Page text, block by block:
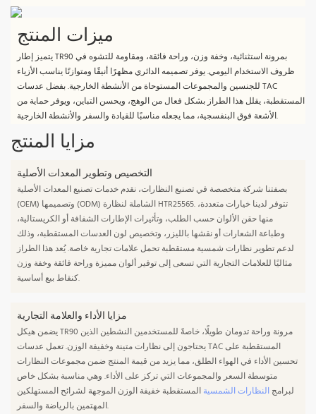
ميزات المنتج
يتميز إطار TR90 بمرونة استثنائية، وخفة وزن، وراحة فائقة، ومقاومة للتشوه في
ظروف الاستخدام اليومي. يوفر تصميمه الدائري مظهرًا أنيقًا ومتوازنًا يناسب الأزياء
للجنسين والمجموعات المستوحاة من الأنشطة الخارجية. بفضل عدسات TAC
المستقطبة، يقلل هذا الطراز بشكل فعال من الوهج، ويحسن التباين، ويوفر حماية من
الأشعة فوق البنفسجية، مما يجعله مناسبًا للقيادة والسفر والأنشطة الخارجية.
مزايا المنتج
التخصيص وتطوير المعدات الأصلية
بصفتنا شركة متخصصة في تصنيع النظارات، نقدم خدمات تصنيع المعدات الأصلية
(OEM) وتصميمها (ODM) الشاملة لنظارة HTR25565. تتوفر لدينا خيارات متعددة،
منها حقن الألوان حسب الطلب، وتأثيرات الإطارات الشفافة أو الكريستالية،
وطباعة الشعارات أو نقشها بالليزر، وتخصيص لون العدسات المستقطبة، وذلك
لدعم تطوير نظارات شمسية مستقطبة تحمل علامات تجارية خاصة. يُعد هذا الطراز
مثاليًا للعلامات التجارية التي تسعى إلى توفير ألوان مميزة وراحة فائقة وخفة وزن
كنقاط بيع أساسية.
مزايا الأداء والعلامة التجارية
يضمن هيكل TR90 مرونة وراحة تدومان طويلًا، خاصةً للمستخدمين النشطين الذين
يحتاجون إلى نظارات متينة وخفيفة الوزن. تعمل عدسات TAC المستقطبة على
تحسين الأداء في الهواء الطلق، مما يزيد من قيمة المنتج ضمن مجموعات النظارات
متوسطة السعر والمجموعات التي تركز على الأداء. وهي مناسبة بشكل خاص
لبرامجالنظارات الشمسية المستقطبة خفيفة الوزن الموجهة لشرائح المستهلكين
المهتمين بالرياضة والسفر.